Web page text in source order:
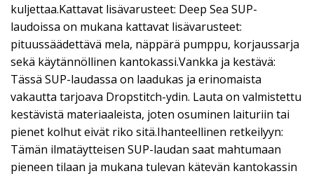
kuljettaa.Kattavat lisävarusteet: Deep Sea SUP-
laudoissa on mukana kattavat lisävarusteet:
pituussäädettävä mela, näppärä pumppu, korjaussarja
sekä käytännöllinen kantokassi.Vankka ja kestävä:
Tässä SUP-laudassa on laadukas ja erinomaista
vakautta tarjoava Dropstitch-ydin. Lauta on valmistettu
kestävistä materiaaleista, joten osuminen laituriin tai
pienet kolhut eivät riko sitä.Ihanteellinen retkeilyyn:
Tämän ilmatäytteisen SUP-laudan saat mahtumaan
pieneen tilaan ja mukana tulevan kätevän kantokassin